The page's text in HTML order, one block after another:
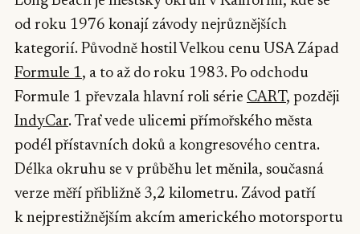
od roku 1976 konají závody nejrůznějších
kategorií. Původně hostil Velkou cenu USA Západ
Formule 1, a to až do roku 1983. Po odchodu
Formule 1 převzala hlavní roli série CART, později
IndyCar. Trať vede ulicemi přímořského města
podél přístavních doků a kongresového centra.
Délka okruhu se v průběhu let měnila, současná
verze měří přibližně 3,2 kilometru. Závod patří
k nejprestižnějším akcím amerického motorsportu